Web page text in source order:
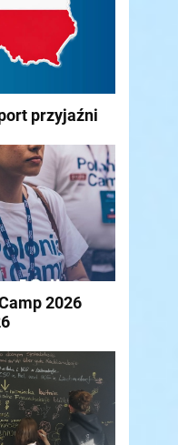
przyjaźni
2026